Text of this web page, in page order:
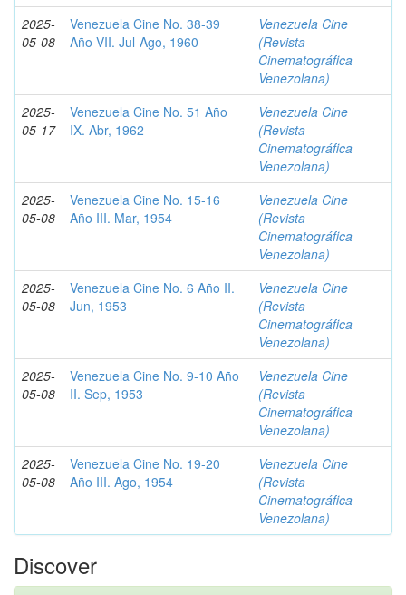
2025-
05-08
Venezuela Cine No. 38-39
Año VII. Jul-Ago, 1960
Venezuela Cine
(Revista
Cinematográfica
Venezolana)
2025-
05-17
Venezuela Cine No. 51 Año
IX. Abr, 1962
Venezuela Cine
(Revista
Cinematográfica
Venezolana)
2025-
05-08
Venezuela Cine No. 15-16
Año III. Mar, 1954
Venezuela Cine
(Revista
Cinematográfica
Venezolana)
2025-
05-08
Venezuela Cine No. 6 Año II.
Jun, 1953
Venezuela Cine
(Revista
Cinematográfica
Venezolana)
2025-
05-08
Venezuela Cine No. 9-10 Año
II. Sep, 1953
Venezuela Cine
(Revista
Cinematográfica
Venezolana)
2025-
05-08
Venezuela Cine No. 19-20
Año III. Ago, 1954
Venezuela Cine
(Revista
Cinematográfica
Venezolana)
Discover